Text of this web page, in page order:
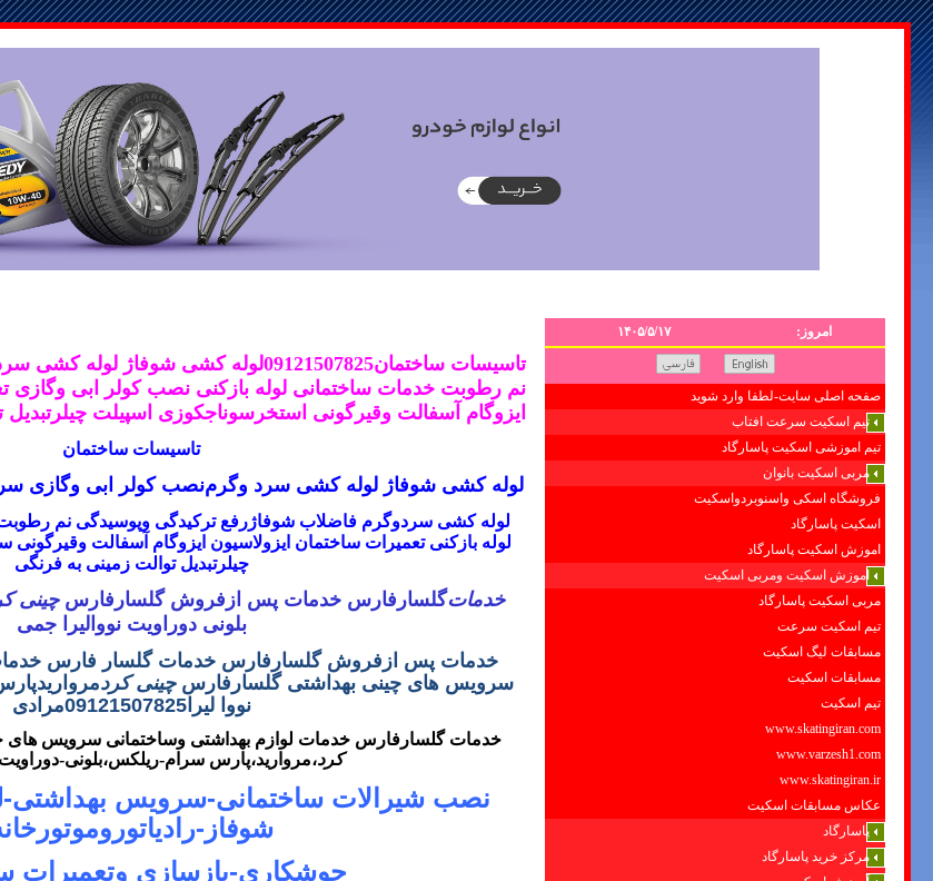
امروز: ۱۴۰۵/۵/۱۷
صفحه اصلی سایت-لطفا وارد شوید
تیم اسکیت سرعت افتاب
تیم اموزشی اسکیت پاسارگاد
مربی اسکیت بانوان
فروشگاه اسکی واسنوبردواسکیت
اسکیت پاسارگاد
اموزش اسکیت پاسارگاد
اموزش اسکیت ومربی اسکیت
مربی اسکیت پاسارگاد
تیم اسکیت سرعت
مسابقات لیگ اسکیت
مسابقات اسکیت
تیم اسکیت
www.skatingiran.com
www.varzesh1.com
www.skatingiran.ir
عکاس مسابقات اسکیت
پاسارگاد
مرکز خرید پاسارگاد
تاسیسات ساختمان09121507825لوله کشی شوفا ژ لوله کشی
نم رطوبت خدمات ساختمانی لوله بازکنی نصب کولر ابی وگازی
ایزوگام آسفالت وقیرگونی استخرسوناجکوزی اسپیلت چیلر
تاسیسات ساختمان
لوله کشی شوفاژ لوله کشی سرد وگرمنصب کولر ابی وگازی
لوله کشی سردوگرم فاضلابشوفاژرفع ترکیدگی وپوسیدگی نم
لوله بازکنی تعمیرات ساختمان ایزولاسیون ایزوگام آسفالت
چیلرتبدیل توالت زمینی به فرنگی
خدماتگلسارفارس خدمات پس ازفروش گلسارفارسچینی
بلونی دوراویت نووالیرا جمی
خدمات پس ازفروش گلسارفارس خدمات گلسار فارس
سرویس های چینی بهداشتی گلسارفارس چینی کرد
نووا لیرا09121507825مرادی
خدمات گلسارفارس خدمات لوازم بهداشتی وساختمانی سرویس های
کرد،مروارید،پارس سرام-ریلکس،بلونی-
نصب شیرالات ساختمانی-سرویس
شوفاز-
جوشکاری-بازسازی وتعمیرات